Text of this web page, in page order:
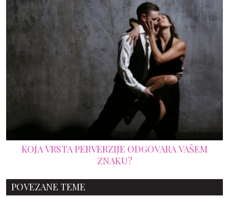
KOJA VRSTA PERVERZIJE ODGOVARA VAŠEM
ZNAKU?
POVEZANE TEME